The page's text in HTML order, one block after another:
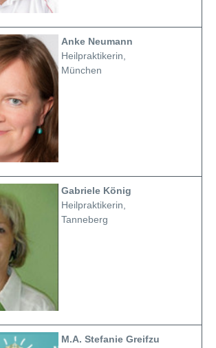
Anke Neumann
Heilpraktikerin,
München
Gabriele König
Heilpraktikerin,
Tanneberg
M.A. Stefanie Greifzu